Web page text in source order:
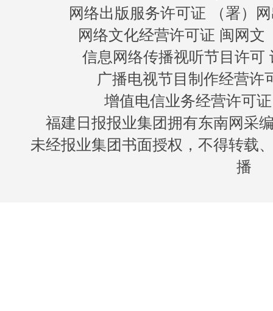
网络出版服务许可证 （署）
网络文化经营许可证 闽网文
信息网络传播视听节目许可
广播电视节目制作经营许
增值电信业务经营许可
福建日报报业集团拥有东南网采
未经报业集团书面授权，不得转载
播